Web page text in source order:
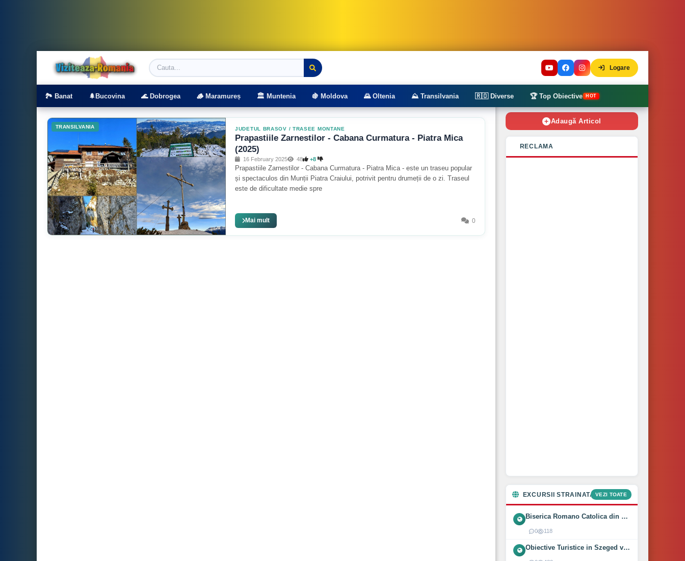
Viziteaza Romania | Obiective Turistice | Trasee montane
Logare
🏞️ Banat 🌲Bucovina 🌊 Dobrogea 🪵 Maramureș 🏛️ Muntenia 🍇 Moldova 🌄 Oltenia ⛰️ Transilvania 🇷🇴 Diverse 🏆 Top Obiective HOT
TRANSILVANIA JUDETUL BRASOV / TRASEE MONTANE
Prapastiile Zarnestilor - Cabana Curmatura - Piatra Mica
(2025)
16 February 2025 48 +8
Prapastiile Zarnestilor - Cabana Curmatura - Piatra Mica - este un traseu popular
și spectaculos din Munții Piatra Craiului, potrivit pentru drumeții de o zi. Traseul
este de dificultate medie spre
Mai mult 0
Adaugă Articol
RECLAMA
EXCURSII STRAINATATEVEZI TOATE
Biserica Romano Catolica din Óföldeák, Ungaria (2025)
0 118
Obiective Turistice in Szeged vizitate intr-o zi (2024)